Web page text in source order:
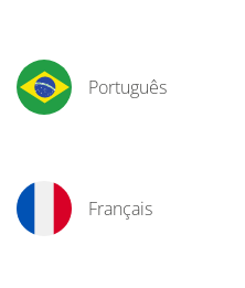
Português
Français